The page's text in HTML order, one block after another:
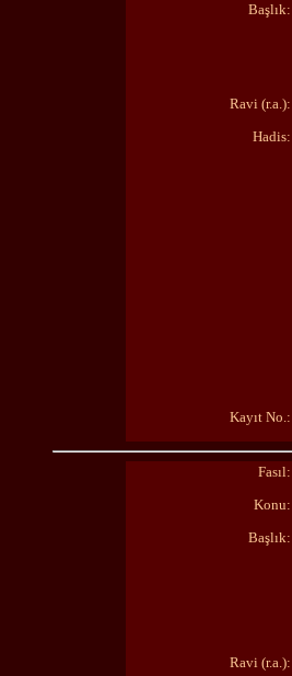
Başlık:
Ravi (r.a.):
Hadis:
Kayıt No.:
Fasıl:
Konu:
Başlık:
Ravi (r.a.):